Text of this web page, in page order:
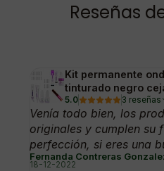
Reseñas
Kit permanente
tinturado negro
5.0 3 reseñas
Venía todo bien, los
originales y cumplen su
perfección, si eres una
Fernanda Contreras
18-12-2022